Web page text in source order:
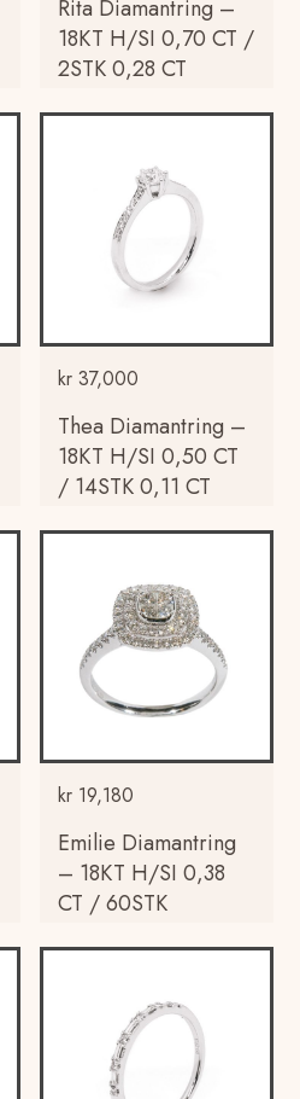
Rita Diamantring –
18KT H/SI 0,70 CT /
2STK 0,28 CT
kr 37,000
Thea Diamantring –
18KT H/SI 0,50 CT
/ 14STK 0,11 CT
kr 19,180
Emilie Diamantring
– 18KT H/SI 0,38
CT / 60STK